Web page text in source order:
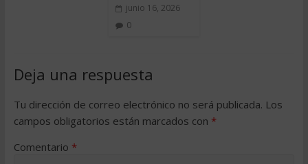
junio 16, 2026
0
Deja una respuesta
Tu dirección de correo electrónico no será publicada. Los
campos obligatorios están marcados con *
Comentario *